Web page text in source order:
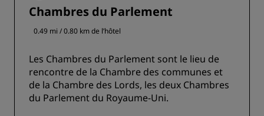
Chambres du Parlement
0.49 mi / 0.80 km de l’hôtel
Les Chambres du Parlement sont le lieu de
rencontre de la Chambre des communes et
de la Chambre des Lords, les deux Chambres
du Parlement du Royaume-Uni.